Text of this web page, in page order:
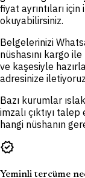
fiyat ayrıntıları
okuyabilirsiniz.
Belgelerinizi
nüshasını kargo
ve kaşesiyle
adresinize
Bazı kurumlar
imzalı çıktıyı
hangi nüshanın
verified
Yeminli tercüme